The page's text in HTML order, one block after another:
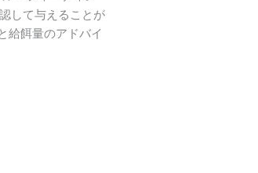
して与えることが
給餌量のアドバイ